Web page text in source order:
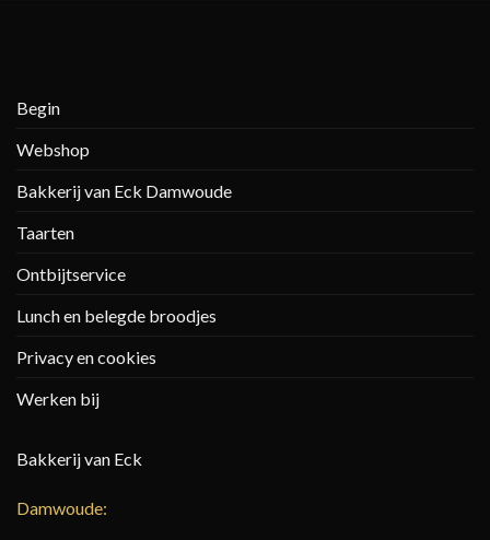
Begin
Webshop
Bakkerij van Eck Damwoude
Taarten
Ontbijtservice
Lunch en belegde broodjes
Privacy en cookies
Werken bij
Bakkerij van Eck
Damwoude: